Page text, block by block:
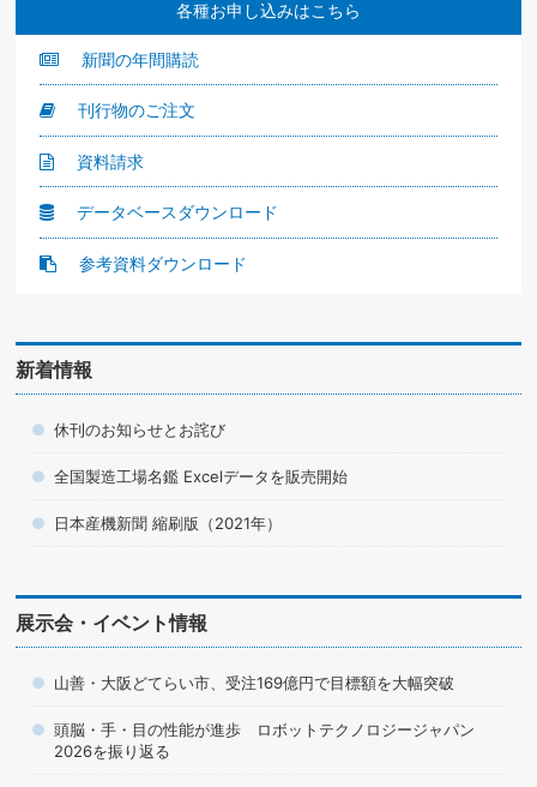
各種お申し込みはこちら
新聞の年間購読
刊行物のご注文
資料請求
データベースダウンロード
参考資料ダウンロード
新着情報
休刊のお知らせとお詫び
全国製造工場名鑑 Excelデータを販売開始
日本産機新聞 縮刷版（2021年）
展示会・イベント情報
山善・大阪どてらい市、受注169億円で目標額を大幅突破
頭脳・手・目の性能が進歩 ロボットテクノロジージャパン
2026を振り返る